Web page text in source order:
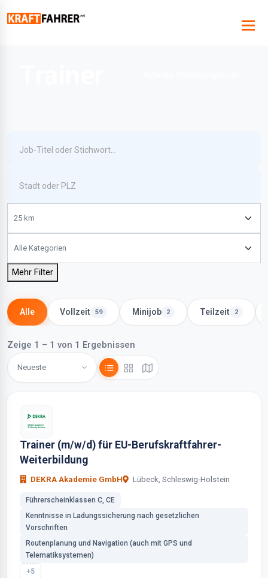
Mehr Filter
Alle Vollzeit 59 Minijob 2 Teilzeit 2
Zeige 1 – 1 von 1 Ergebnissen
Trainer (m/w/d) für EU-Berufskraftfahrer-
Weiterbildung
DEKRA Akademie GmbH Lübeck, Schleswig-Holstein
Führerscheinklassen C, CE
Kenntnisse in Ladungssicherung nach gesetzlichen
Vorschriften
Routenplanung und Navigation (auch mit GPS und
Telematiksystemen)
+5